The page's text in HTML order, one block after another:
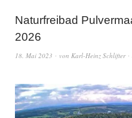
Naturfreibad
2026
18. Mai 2023 von Karl-Heinz Schlifter